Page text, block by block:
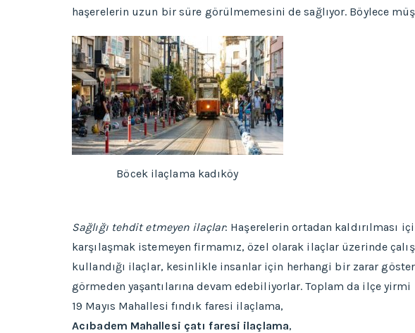
haşerelerin uzun bir süre görülmemesini de sağlıyor. Böylece
Böcek ilaçlama kadıköy
Sağlığı tehdit etmeyen ilaçlar: Haşerelerin ortadan kaldırılması
karşılaşmak istemeyen firmamız, özel olarak ilaçlar üzerinde
kullandığı ilaçlar, kesinlikle insanlar için herhangi bir zarar
görmeden yaşantılarına devam edebiliyorlar. Toplam da ilçe
19 Mayıs Mahallesi fındık faresi ilaçlama,
Acıbadem Mahallesi çatı faresi ilaçlama,